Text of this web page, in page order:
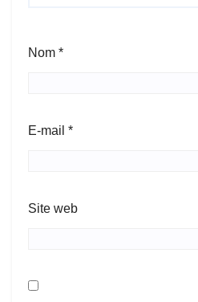
Nom *
E-mail *
Site web